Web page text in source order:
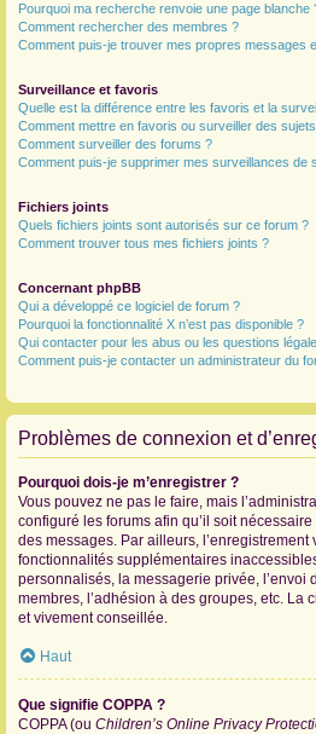
Pourquoi ma recherche renvoie une page blanche
Comment rechercher des membres ?
Comment puis-je trouver mes propres messages
Surveillance et favoris
Quelle est la différence entre les favoris et la
Comment mettre en favoris ou surveiller des
Comment surveiller des forums ?
Comment puis-je supprimer mes surveillances de
Fichiers joints
Quels fichiers joints sont autorisés sur ce forum ?
Comment trouver tous mes fichiers joints ?
Concernant phpBB
Qui a développé ce logiciel de forum ?
Pourquoi la fonctionnalité X n’est pas disponible ?
Qui contacter pour les abus ou les questions
Comment puis-je contacter un administrateur du
Problèmes de connexion et
Pourquoi dois-je m’enregistrer ?
Vous pouvez ne pas le faire, mais
configuré les forums afin qu’il soit
des messages. Par ailleurs,
fonctionnalités supplémentaires
personnalisés, la messagerie privée, l’envoi
membres, l’adhésion à des groupes, etc. La
et vivement conseillée.
Haut
Que signifie COPPA ?
COPPA (ou Children’s Online Privacy